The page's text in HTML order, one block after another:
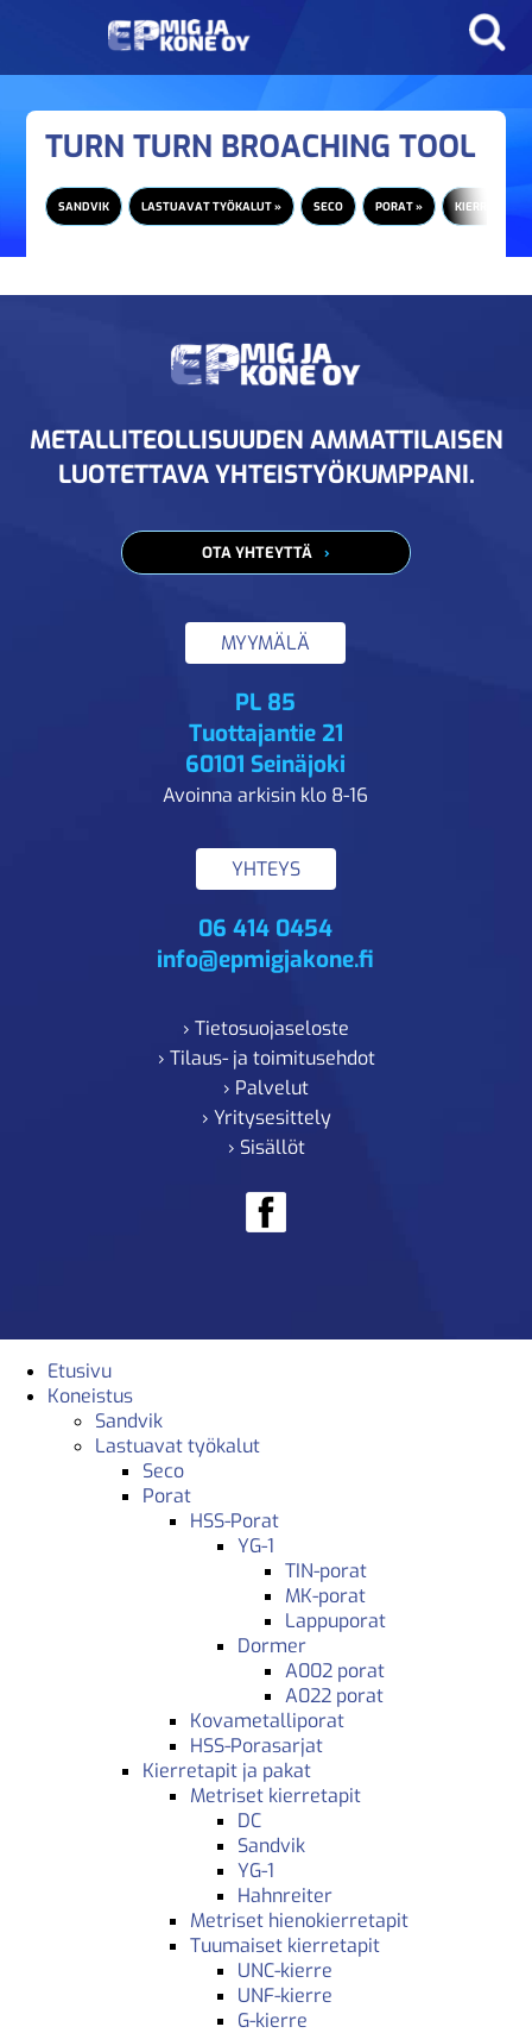
TURN TURN BROACHING TOOL
SANDVIK LASTUAVAT TYÖKALUT » SECO PORAT » KIERRETAPIT
METALLITEOLLISUUDEN AMMATTILAISEN
LUOTETTAVA YHTEISTYÖKUMPPANI.
OTA YHTEYTTÄ
MYYMÄLÄ
PL 85
Tuottajantie 21
60101 Seinäjoki
Avoinna arkisin klo 8-16
YHTEYS
06 414 0454
info@epmigjakone.fi
› Tietosuojaseloste
› Tilaus- ja toimitusehdot
› Palvelut
› Yritysesittely
› Sisällöt
Etusivu
Koneistus
Sandvik
Lastuavat työkalut
Seco
Porat
HSS-Porat
YG-1
TIN-porat
MK-porat
Lappuporat
Dormer
A002 porat
A022 porat
Kovametalliporat
HSS-Porasarjat
Kierretapit ja pakat
Metriset kierretapit
DC
Sandvik
YG-1
Hahnreiter
Metriset hienokierretapit
Tuumaiset kierretapit
UNC-kierre
UNF-kierre
G-kierre